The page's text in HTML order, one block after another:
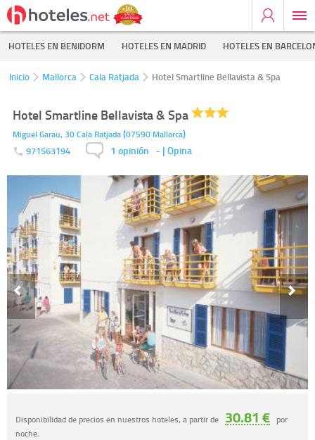
HOTELES EN BENIDORM HOTELES EN MADRID HOTELES EN
Inicio Mallorca Cala Ratjada Hotel Smartline Bellavista & Spa
Hotel Smartline Bellavista & Spa
Miguel Garau, 30Cala Ratjada(07590 Mallorca)
971563194 1 opinión - | Opina
Disponibilidad de precios en nuestros hoteles, a partir de 30.81 € por
noche.